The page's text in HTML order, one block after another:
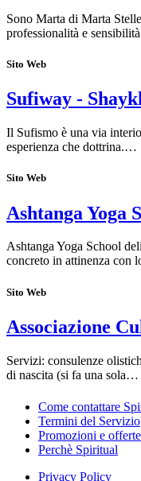
Sono Marta di Marta
professionalità e
Sito Web
Sufiway -
Il Sufismo è una via
esperienza che dottrina.…
Sito Web
Ashtanga Yoga
Ashtanga Yoga School
concreto in attinenza con
Sito Web
Associazione
Servizi: consulenze
di nascita (si fa una sola…
Come contattare
Termini del Servizio
Promozioni e offerte
Perchè Spiritual
Privacy Policy